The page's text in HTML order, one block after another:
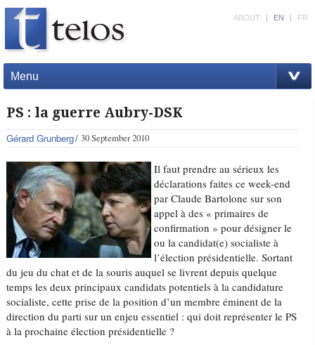
Menu
ABOUT | EN | FR
PS : la guerre Aubry-DSK
Gérard Grunberg 30 September 2010
Il faut prendre au sérieux les
déclarations faites ce week-end
par Claude Bartolone sur son
appel à des « primaires de
confirmation » pour désigner le
ou la candidat(e) socialiste à
l’élection présidentielle. Sortant
du jeu du chat et de la souris auquel se livrent depuis quelque
temps les deux principaux candidats potentiels à la candidature
socialiste, cette prise de la position d’un membre éminent de la
direction du parti sur un enjeu essentiel : qui doit représenter le PS
à la prochaine élection présidentielle ?